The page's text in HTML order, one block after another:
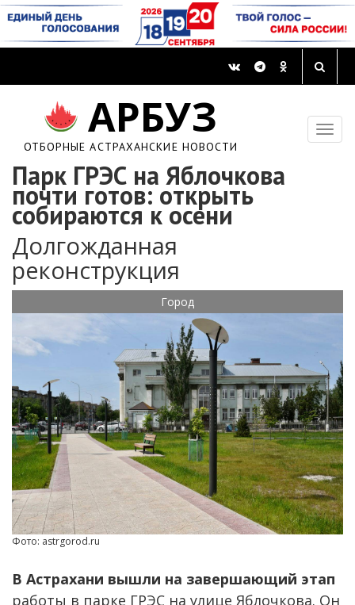
АРБУЗ
ОТБОРНЫЕ АСТРАХАНСКИЕ НОВОСТИ
Парк ГРЭС на Яблочкова
почти готов: открыть
собираются к осени
Долгожданная
реконструкция
Город
Фото: astrgorod.ru
В Астрахани вышли на завершающий этап
работы в парке ГРЭС на улице Яблочкова. Он